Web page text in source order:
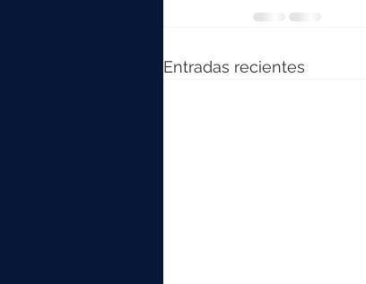
Entradas recientes